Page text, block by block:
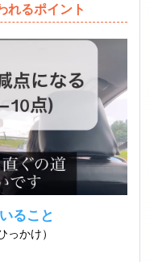
れるポイント
ること
っかけ）